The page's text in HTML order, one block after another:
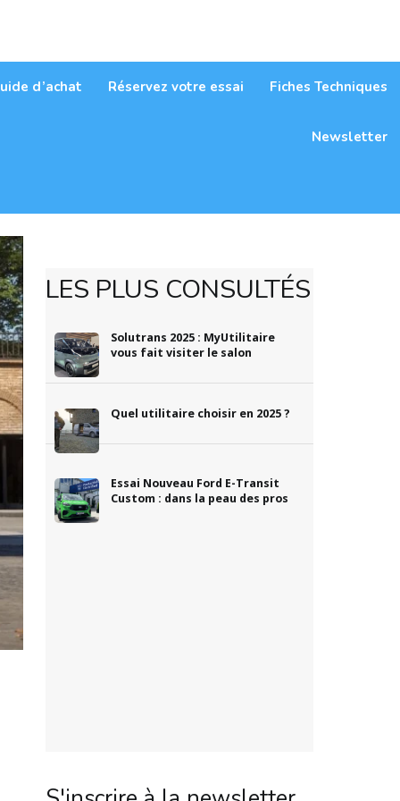
d’achat Réservez votre essai Fiches Techniques
Newsletter
LES PLUS CONSULTÉS
Solutrans 2025 : MyUtilitaire
vous fait visiter le salon
Quel utilitaire choisir en 2025 ?
Essai Nouveau Ford E-Transit
Custom : dans la peau des pros